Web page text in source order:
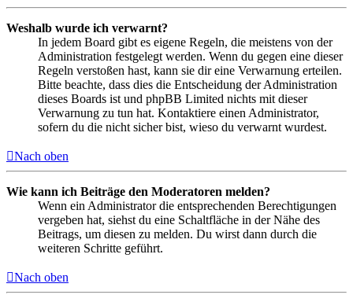
Weshalb wurde ich verwarnt?
In jedem Board gibt es eigene Regeln, die meistens von der
Administration festgelegt werden. Wenn du gegen eine dieser
Regeln verstoßen hast, kann sie dir eine Verwarnung erteilen.
Bitte beachte, dass dies die Entscheidung der Administration
dieses Boards ist und phpBB Limited nichts mit dieser
Verwarnung zu tun hat. Kontaktiere einen Administrator,
sofern du die nicht sicher bist, wieso du verwarnt wurdest.
Nach oben
Wie kann ich Beiträge den Moderatoren melden?
Wenn ein Administrator die entsprechenden Berechtigungen
vergeben hat, siehst du eine Schaltfläche in der Nähe des
Beitrags, um diesen zu melden. Du wirst dann durch die
weiteren Schritte geführt.
Nach oben